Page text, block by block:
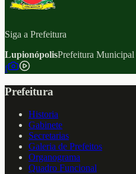
Siga a Prefeitura
LupionópolisPrefeitura Municipal
f
Prefeitura
Historia
Gabinete
Secretarias
Galeria de Prefeitos
Organograma
Quadro Funcional